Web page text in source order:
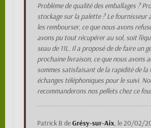
Problème de qualité des emballages ?
stockage sur la palette ? Le fournisseur
les rembourser, ce que nous avons
avons pu tout récupérer au sol, soit
seau de 11L. Il a proposé de de faire un
prochaine livraison, ce que nous avons
sommes satisfaisant de la rapidité de la
échanges téléphoniques pour le suivi.
recommanderons nos pellets chez ce
Patrick B deGrésy-sur-Aix, le20/02/